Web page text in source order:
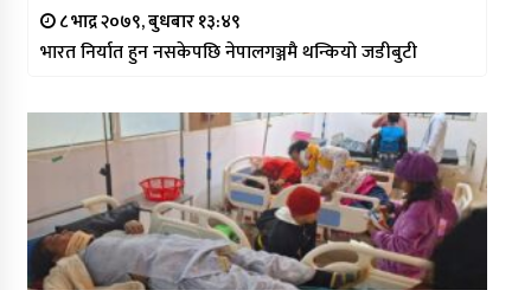
८ भाद्र २०७९, बुधबार १३:४९
भारत निर्यात हुन नसकेपछि नेपालगञ्जमै थन्कियो जडीबुटी